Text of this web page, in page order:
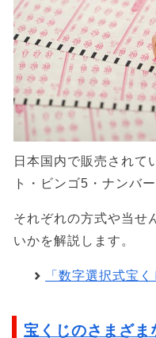
日本国内で販売されて
ト・ビンゴ5・ナンバー
それぞれの方式や当せ
いかを解説します。
「数字選択式宝
宝くじのさまざま